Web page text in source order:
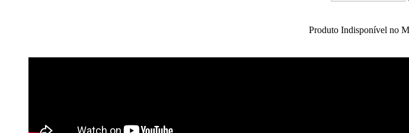
Produto Indisponível no